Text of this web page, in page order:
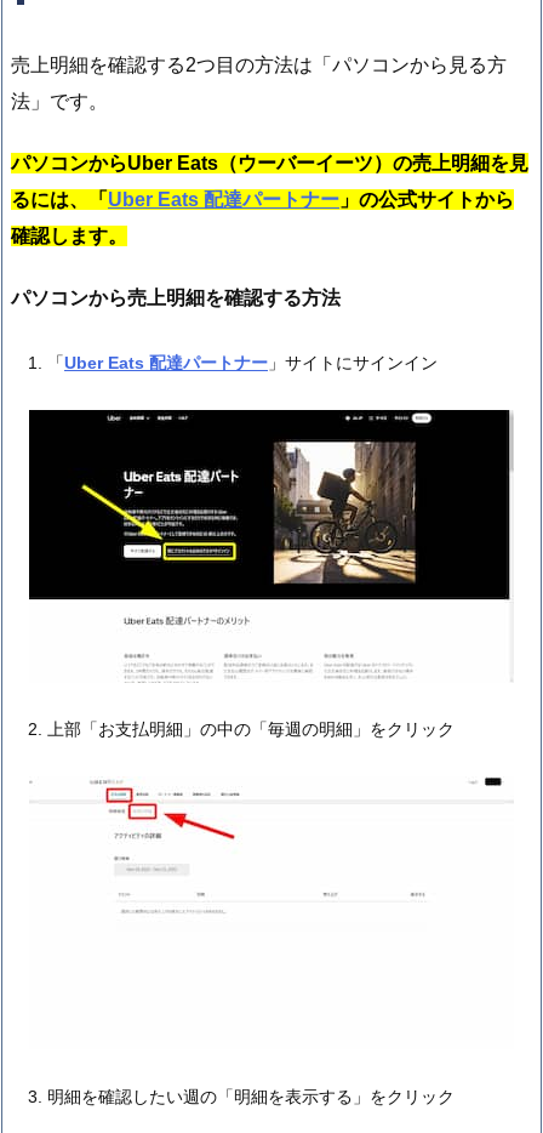
売上明細を確認する2つ目の方法は「パソコンから見る方
法」です。
パソコンからUber Eats（ウーバーイーツ）の売上明細を見
るには、「 Uber Eats 配達パートナー 」の公式サイトから
確認します。
パソコンから売上明細を確認する方法
「Uber Eats 配達パートナー 」サイトにサインイン
上部「お支払明細」の中の「毎週の明細」をクリック
明細を確認したい週の「明細を表示する」をクリック